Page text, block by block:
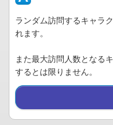
ランダム訪問するキャラ
れます。
また最大訪問人数となる
するとは限りません。